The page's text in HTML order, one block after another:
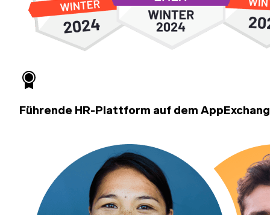
Führende HR-Plattform auf dem